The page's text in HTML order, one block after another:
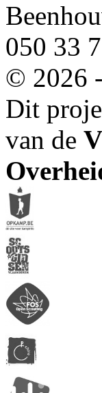
050 33
© 2026 -
Dit
van de